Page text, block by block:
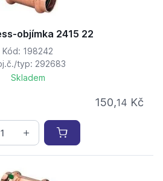
objímka 2415 22
Kód: 198242
typ: 292683
Skladem
150,14 Kč